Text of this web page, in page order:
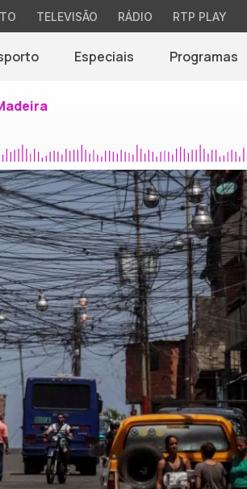
TELEVISÃO RÁDIO RTP PLAY
Especiais Programas